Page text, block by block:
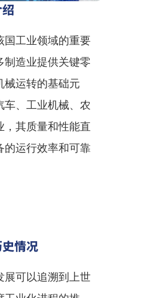
国工业领域的重要
制造业提供关键零
械运转的基础元
车、工业机械、农
，其质量和性能直
的运行效率和可靠
情况
展可以追溯到上世